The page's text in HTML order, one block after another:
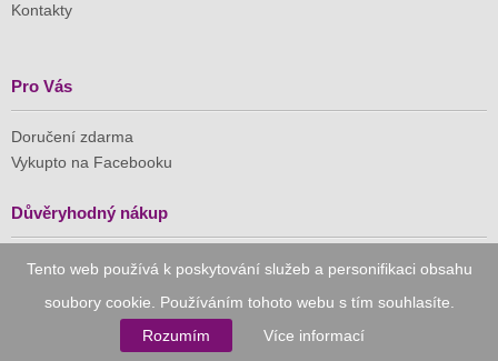
Tento web používá k poskytování služeb a personifikaci obsahu
soubory cookie. Používáním tohoto webu s tím souhlasíte.
Rozumím
Více informací
Kontakty
Pro Vás
Doručení zdarma
Vykupto na Facebooku
Důvěryhodný nákup
Naše společnost je členem Asociace pro elektronickou